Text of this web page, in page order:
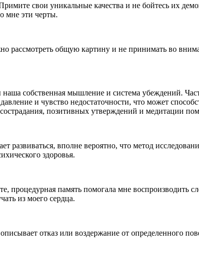
свои уникальные качества и не бойтесь их
мне эти черты.
рассмотреть общую картину и не принимать во
собственная мышление и система убеждений.
и чувство недостаточности, что может
позитивных утверждений и медитации
вполне вероятно, что метод
здоровья.
процедурная память помогала мне
из моего сердца.
отказ или воздержание от определенного